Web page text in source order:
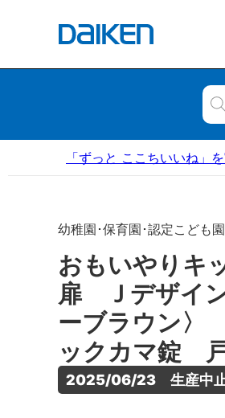
「ずっと ここちいいね」
幼稚園･保育園･認定こども
おもいやり
扉 Ｊデザイ
ーブラウン〉
ックカマ錠
2025/06/23　生産中